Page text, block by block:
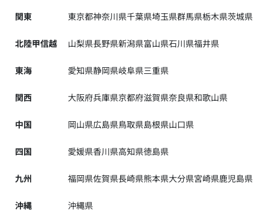
関東 東京都神奈川県千葉県埼玉県群馬県栃木県茨城県
北陸甲信越 山梨県長野県新潟県富山県石川県福井県
東海 愛知県静岡県岐阜県三重県
関西 大阪府兵庫県京都府滋賀県奈良県和歌山県
中国 岡山県広島県鳥取県島根県山口県
四国 愛媛県香川県高知県徳島県
九州 福岡県佐賀県長崎県熊本県大分県宮崎県鹿児島県
沖縄 沖縄県